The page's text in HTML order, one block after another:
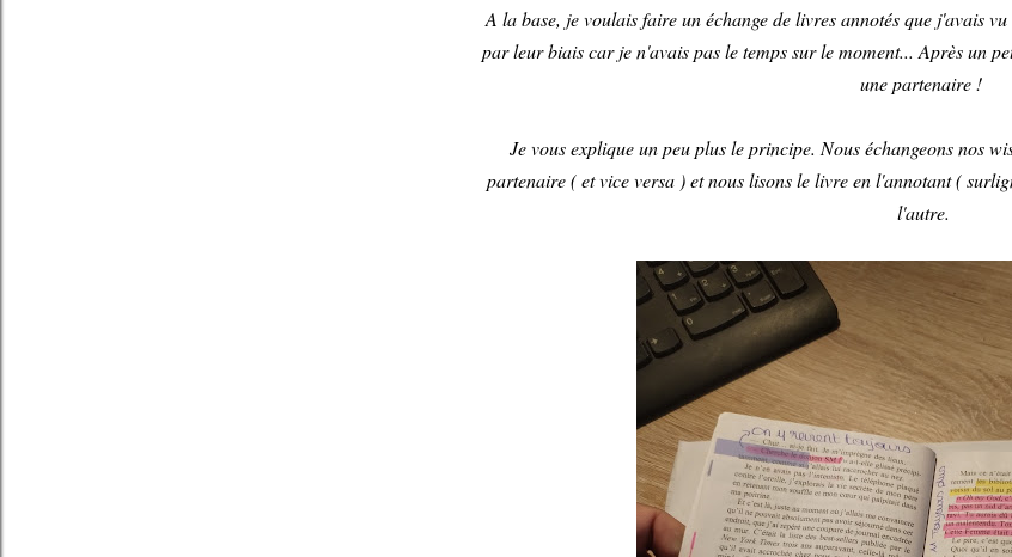
A la base, je voulais faire un échange de livres annotés que j'avais
par leur biais car je n'avais pas le temps sur le moment... Après un
une partenaire !
Je vous explique un peu plus le principe. Nous échangeons nos
partenaire ( et vice versa ) et nous lisons le livre en l'annotant (
l'autre.